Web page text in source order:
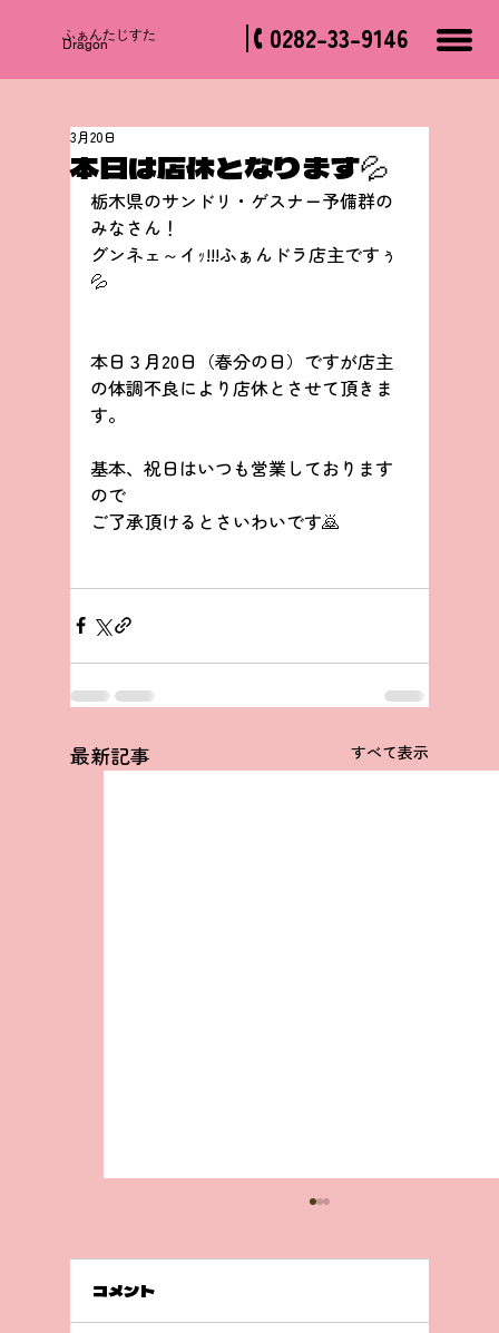
​ふぁんたじすた
Dragon 0282-33-9146
本日は店休となります💦
3月20日
栃木県のサンドリ・ゲスナー予備群の
みなさん！
グンネェ～イｯ!!!ふぁんドラ店主ですぅ
💦
本日３月20日（春分の日）ですが店主
の体調不良により店休とさせて頂きま
す。
基本、祝日はいつも営業しております
ので
ご了承頂けるとさいわいです🙇
最新記事 すべて表示
前回の続き💦
コメント